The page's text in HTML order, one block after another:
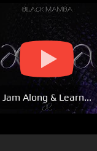
Jam Along & Learn...